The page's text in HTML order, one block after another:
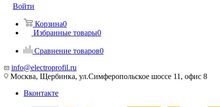
Войти
Корзина0
Избранные товары0
Сравнение товаров0
info@electroprofil.ru
Москва, Щербинка, ул.Симферопольское шоссе 11, офис 8
Вконтакте